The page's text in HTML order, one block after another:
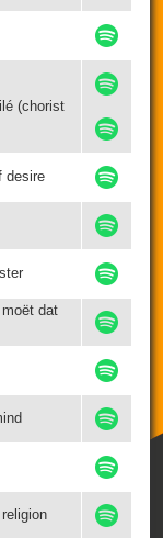
(chorist
desire
dat